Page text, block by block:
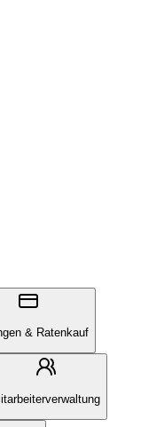
& Ratenkauf